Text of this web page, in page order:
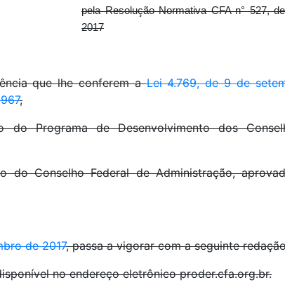
pela Resolução Normativa CFA n° 527,
2017
que lhe conferem aLei 4.769, de 9 de
,
Programa de Desenvolvimento dos
Conselho Federal de Administração,
de 2017, passa a vigorar com a seguinte
no endereço eletrônico proder.cfa.org.br.